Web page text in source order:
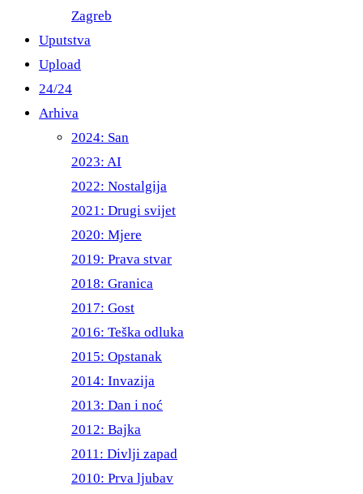
Zagreb
Uputstva
Upload
24/24
Arhiva
2024: San
2023: AI
2022: Nostalgija
2021: Drugi svijet
2020: Mjere
2019: Prava stvar
2018: Granica
2017: Gost
2016: Teška odluka
2015: Opstanak
2014: Invazija
2013: Dan i noć
2012: Bajka
2011: Divlji zapad
2010: Prva ljubav